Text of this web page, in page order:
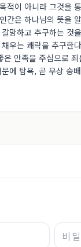
적이 아니라 그것을
간은 하나님의 뜻을
망하고 추구하는 것
우는 쾌락을 추구한
만족을 주심으로
에 탐욕, 곧 우상 숭